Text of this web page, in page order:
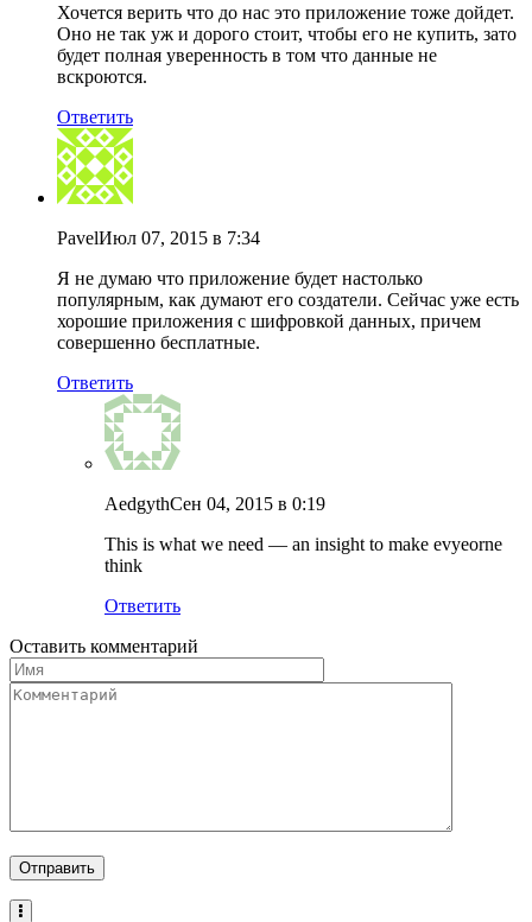
Хочется верить что до нас это приложение тоже дойдет.
Оно не так уж и дорого стоит, чтобы его не купить, зато
будет полная уверенность в том что данные не
вскроются.
Ответить
PavelИюл 07, 2015 в 7:34
Я не думаю что приложение будет настолько
популярным, как думают его создатели. Сейчас уже есть
хорошие приложения с шифровкой данных, причем
совершенно бесплатные.
Ответить
AedgythСен 04, 2015 в 0:19
This is what we need — an insight to make evyeorne
think
Ответить
Оставить комментарий